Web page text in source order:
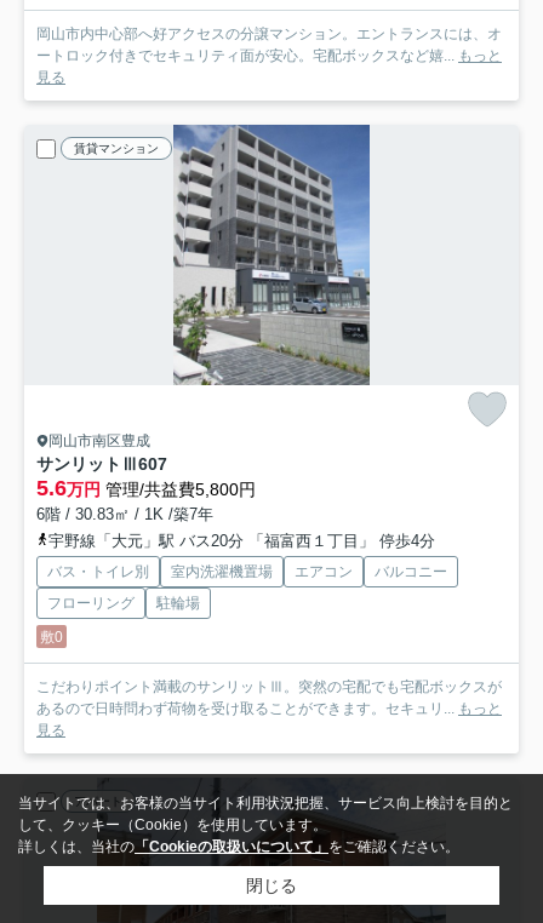
岡山市内中心部へ好アクセスの分譲マンション。エントランスには、オ
ートロック付きでセキュリティ面が安心。宅配ボックスなど嬉...
もっと
見る
賃貸マンション
岡山市南区豊成
サンリットⅢ607
5.6万円 管理/共益費5,800円
6階 / 30.83㎡ / 1K /築7年
宇野線「大元」駅 バス20分 「福富西１丁目」 停歩4分
バス・トイレ別 室内洗濯機置場 エアコン
バルコニー
フローリング
駐輪場
敷0
こだわりポイント満載のサンリットⅢ。突然の宅配でも宅配ボックスが
あるので日時問わず荷物を受け取ることができます。セキュリ... もっと
見る
アパート
当サイトでは、お客様の当サイト利用状況把握、サービス向上検討を目的と
して、クッキー（Cookie）を使用しています。
詳しくは、当社の 「Cookieの取扱いについて」 をご確認ください。
閉じる